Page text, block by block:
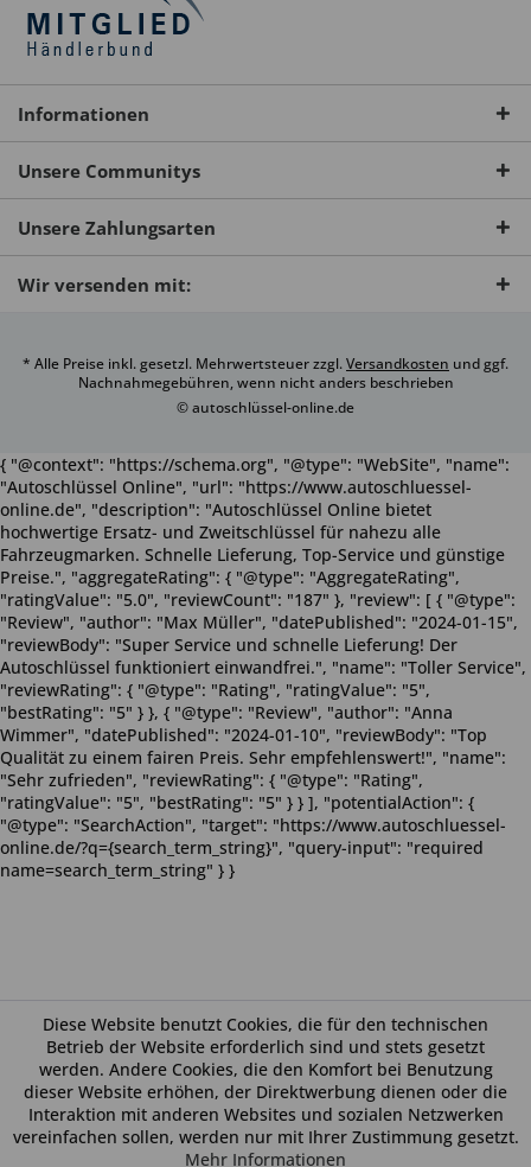
Informationen
Unsere Communitys
Unsere Zahlungsarten
Wir versenden mit:
* Alle Preise inkl. gesetzl. Mehrwertsteuer zzgl.Versandkosten und ggf.
Nachnahmegebühren, wenn nicht anders beschrieben
© autoschlüssel-online.de
Diese Website benutzt Cookies, die für den technischen
Betrieb der Website erforderlich sind und stets gesetzt
werden. Andere Cookies, die den Komfort bei Benutzung
dieser Website erhöhen, der Direktwerbung dienen oder die
Interaktion mit anderen Websites und sozialen Netzwerken
vereinfachen sollen, werden nur mit Ihrer Zustimmung gesetzt.
Mehr Informationen
{ "@context": "https://schema.org", "@type": "WebSite", "name":
"Autoschlüssel Online", "url": "https://www.autoschluessel-
online.de", "description": "Autoschlüssel Online bietet
hochwertige Ersatz- und Zweitschlüssel für nahezu alle
Fahrzeugmarken. Schnelle Lieferung, Top-Service und günstige
Preise.", "aggregateRating": { "@type": "AggregateRating",
"ratingValue": "5.0", "reviewCount": "187" }, "review": [ { "@type":
"Review", "author": "Max Müller", "datePublished": "2024-01-15",
"reviewBody": "Super Service und schnelle Lieferung! Der
Autoschlüssel funktioniert einwandfrei.", "name": "Toller Service",
"reviewRating": { "@type": "Rating", "ratingValue": "5",
"bestRating": "5" } }, { "@type": "Review", "author": "Anna
Wimmer", "datePublished": "2024-01-10", "reviewBody": "Top
Qualität zu einem fairen Preis. Sehr empfehlenswert!", "name":
"Sehr zufrieden", "reviewRating": { "@type": "Rating",
"ratingValue": "5", "bestRating": "5" } } ], "potentialAction": {
"@type": "SearchAction", "target": "https://www.autoschluessel-
online.de/?q={search_term_string}", "query-input": "required
name=search_term_string" } }